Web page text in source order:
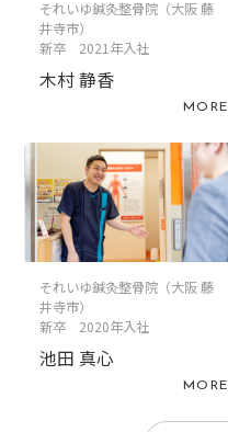
それいゆ鍼灸整骨院（大阪 藤
井寺市）
新卒 2021年入社
木村 静香
MORE
それいゆ鍼灸整骨院（大阪 藤
井寺市）
新卒 2020年入社
池田 真心
MORE